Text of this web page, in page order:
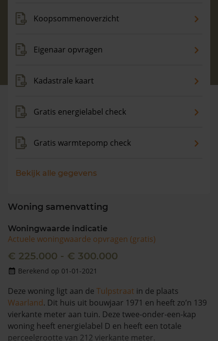
Koopsommenoverzicht
Eigenaar opvragen
Kadastrale kaart
Gratis energielabel check
Gratis warmtepomp check
Bekijk alle gegevens
Woning samenvatting
Woningwaarde indicatie
Actuele woningwaarde opvragen (gratis)
€ 225.000 - € 300.000
Berekend op 01-01-2021
Deze woning ligt aan de Tulpstraat in de plaats
Waarland. Dit huis uit bouwjaar 1971 en heeft zo’n 139
vierkante meter aan tuin. Deze twee-onder-een-kap
woning heeft energielabel D en heeft een totale
perceelgrootte van 212 vierkante meter.